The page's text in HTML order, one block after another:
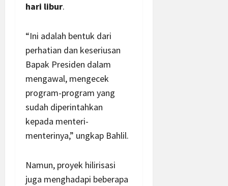
hari libur.
“Ini adalah bentuk dari
perhatian dan keseriusan
Bapak Presiden dalam
mengawal, mengecek
program-program yang
sudah diperintahkan
kepada menteri-
menterinya,” ungkap Bahlil.
Namun, proyek hilirisasi
juga menghadapi beberapa